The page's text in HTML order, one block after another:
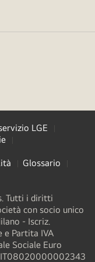
LGE
Glossario
Tutti i diritti
con socio unico
- Iscriz.
e Partita IVA
Sociale Euro
IT08020000002343​